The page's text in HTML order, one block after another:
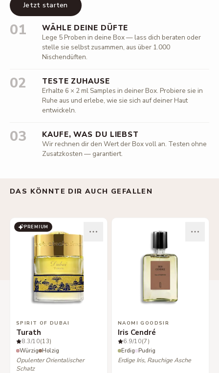
Jetzt starten
01 WÄHLE DEINE DÜFTE
Lege 5 Proben in deine Box — lass dich beraten oder
stelle sie selbst zusammen, aus über 1.000
Nischendüften.
02 TESTE ZUHAUSE
Erhalte 6 × 2 ml Samples in deiner Box. Probiere sie in
Ruhe aus und erlebe, wie sie sich auf deiner Haut
entwickeln.
03 KAUFE, WAS DU LIEBST
Wir rechnen dir den Wert der Box voll an. Testen ohne
Zusatzkosten — garantiert.
DAS KÖNNTE DIR AUCH GEFALLEN
PREMIUM
SPIRIT OF DUBAI
Turath
8.3/10(13)
Würzig Holzig
Opulenter Orientalischer
Schatz
NAOMI GOODSIR
Iris Cendré
6.9/10(7)
Erdig Pudrig
Erdige Iris, Rauchige Asche